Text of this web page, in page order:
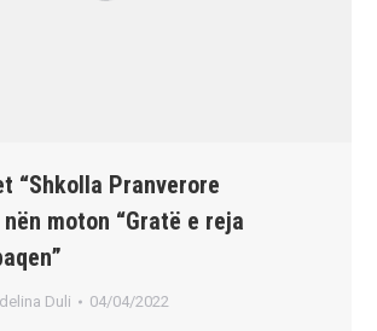
“Shkolla Pranverore
moton “Gratë e reja
Duli 04/04/2022